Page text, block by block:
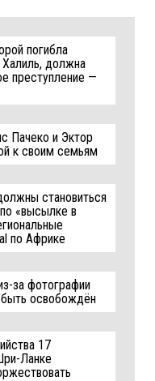
погибла
Халиль, должна
преступление —
Пачеко и Эктор
к своим семьям
становиться
«высылке в
по Африке
за фотографии
освобождён
17
Ланке